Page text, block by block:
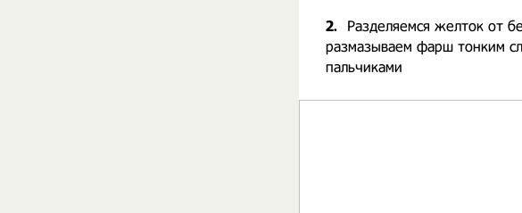
2.
Разделяемся желток от
размазываем фарш тонким
пальчиками